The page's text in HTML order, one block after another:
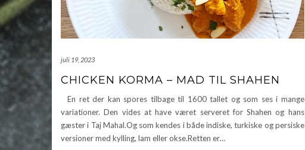
juli 19, 2023
CHICKEN KORMA – MAD TIL SHAHEN
En ret der kan spores tilbage til 1600 tallet og som ses i mange
variationer. Den vides at have været serveret for Shahen og hans
gæster i Taj Mahal.Og som kendes i både indiske, turkiske og persiske
versioner med kylling, lam eller okse.Retten er…